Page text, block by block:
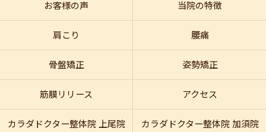
お客様の声 当院の特徴
肩こり 腰痛
骨盤矯正 姿勢矯正
筋膜リリース アクセス
カラダドクター整体院 上尾院 カラダドクター整体院 加須院